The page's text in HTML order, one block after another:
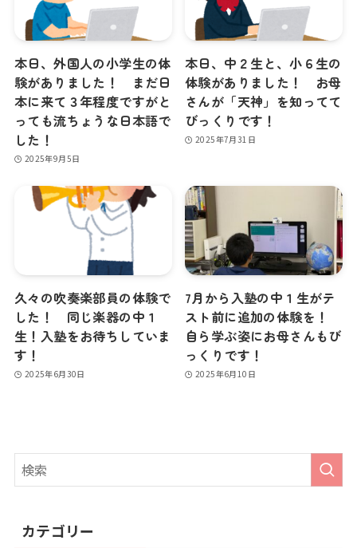
本日、外国人の小学生の体
験がありました！ まだ日
本に来て３年程度ですがと
っても流ちょうな日本語で
した！
2025年9月5日
本日、中２生と、小６生の
体験がありました！ お母
さんが「天神」を知ってて
びっくりです！
2025年7月31日
久々の吹奏楽部員の体験で
した！ 同じ楽器の中１
生！入塾をお待ちしていま
す！
2025年6月30日
7月から入塾の中１生がテ
スト前に追加の体験を！
自ら学ぶ姿にお母さんもび
っくりです！
2025年6月10日
カテゴリー